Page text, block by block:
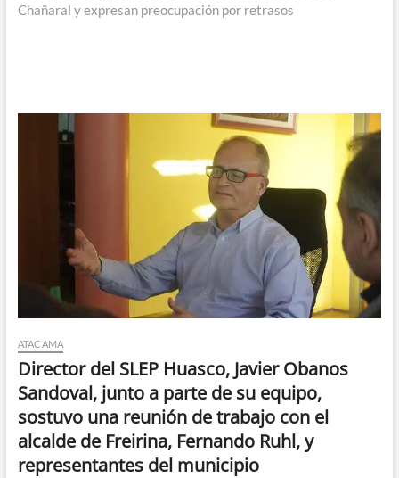
Chañaral y expresan preocupación por retrasos
ATACAMA
Director del SLEP Huasco, Javier Obanos
Sandoval, junto a parte de su equipo,
sostuvo una reunión de trabajo con el
alcalde de Freirina, Fernando Ruhl, y
representantes del municipio